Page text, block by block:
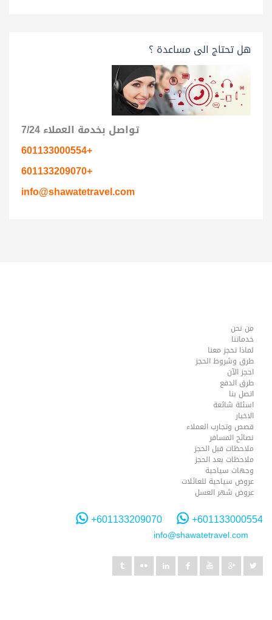
هل تحتاج الى مساعدة ؟
تواصل بخدمة العملاء 7/24
info@shawatetravel.com
من نحن
خدماتنا
لماذا تحجز معنا
طرق وشروط الحجز
احجز الآن
طرق الدفع
اتصل بنا
اسئلة شائعة
الاخبار
قصص وتجارب العملاء
نصائح المسافر
ملاحظات قبل الحجز
ملاحظات بعد الحجز
وجهات سياحية
عروض سياحية للعائلات
عروض شهر العسل
+601133000554
+601133209070
info@shawatetravel.com